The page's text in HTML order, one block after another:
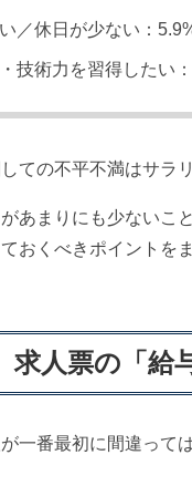
／休日が少ない：
技術力を習得したい
ての不平不満はサラ
あまりにも少ないこ
おくべきポイントを
求人票の「給
一番最初に間違って